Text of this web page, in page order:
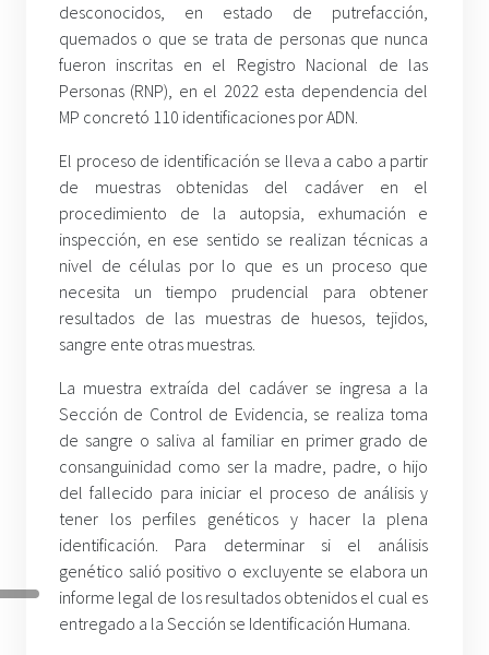
desconocidos, en estado de putrefacción,
quemados o que se trata de personas que nunca
fueron inscritas en el Registro Nacional de las
Personas (RNP), en el 2022 esta dependencia del
MP concretó 110 identificaciones por ADN.
El proceso de identificación se lleva a cabo a partir
de muestras obtenidas del cadáver en el
procedimiento de la autopsia, exhumación e
inspección, en ese sentido se realizan técnicas a
nivel de células por lo que es un proceso que
necesita un tiempo prudencial para obtener
resultados de las muestras de huesos, tejidos,
sangre ente otras muestras.
La muestra extraída del cadáver se ingresa a la
Sección de Control de Evidencia, se realiza toma
de sangre o saliva al familiar en primer grado de
consanguinidad como ser la madre, padre, o hijo
del fallecido para iniciar el proceso de análisis y
tener los perfiles genéticos y hacer la plena
identificación. Para determinar si el análisis
genético salió positivo o excluyente se elabora un
informe legal de los resultados obtenidos el cual es
entregado a la Sección se Identificación Humana.